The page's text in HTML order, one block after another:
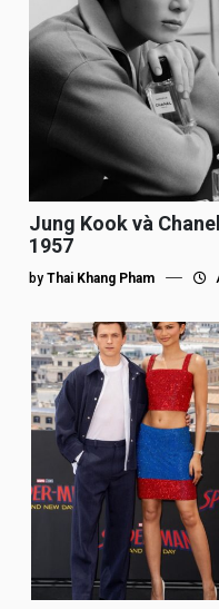
Jung Kook và
1957
by Thai Khang Pham